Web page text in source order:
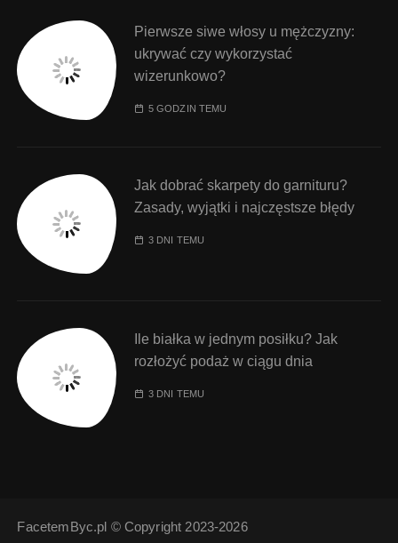
Pierwsze siwe włosy u mężczyzny:
ukrywać czy wykorzystać
wizerunkowo?
5 GODZIN TEMU
Jak dobrać skarpety do garnituru?
Zasady, wyjątki i najczęstsze błędy
3 DNI TEMU
Ile białka w jednym posiłku? Jak
rozłożyć podaż w ciągu dnia
3 DNI TEMU
FacetemByc.pl © Copyright 2023-2026